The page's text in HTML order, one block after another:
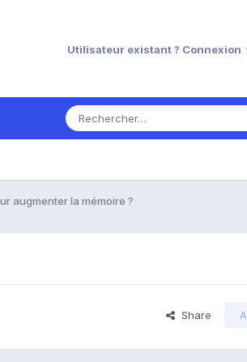
Utilisateur existant ? Connexion
augmenter la mémoire ?
Share